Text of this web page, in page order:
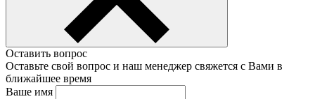
Оставить вопрос
Оставьте свой вопрос и наш менеджер свяжется с Вами в
ближайшее время
Ваше имя